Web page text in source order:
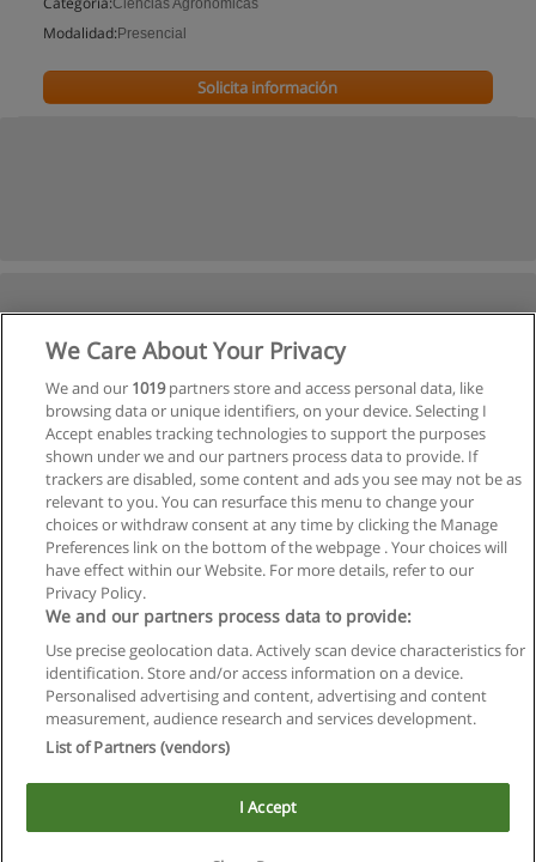
Ciencias Agronómicas
Modalidad: Presencial
Solicita información
Reglas de uso
Privacidad de datos
Contactar con Educaedu
Copyright © Educaedu Business S.L. - CIF : B-95610580: -
www.educaedu.com.ar
We Care About Your Privacy
We and our 1019partners store and access personal data, like
browsing data or unique identifiers, on your device. Selecting I
Accept enables tracking technologies to support the purposes
shown under we and our partners process data to provide. If
trackers are disabled, some content and ads you see may not be as
relevant to you. You can resurface this menu to change your
choices or withdraw consent at any time by clicking the Manage
Preferences link on the bottom of the webpage . Your choices will
have effect within our Website. For more details, refer to our
Privacy Policy.
We and our partners process data to provide:
Use precise geolocation data. Actively scan device characteristics for
identification. Store and/or access information on a device.
Personalised advertising and content, advertising and content
measurement, audience research and services development.
List of Partners (vendors)
I Accept